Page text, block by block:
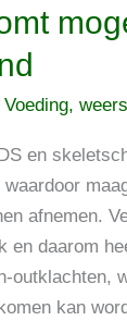
Voeding,
en
afnemen.
en daarom
outklachten,
kan